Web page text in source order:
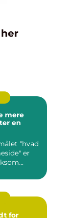
mere
en
"hvad
er
for